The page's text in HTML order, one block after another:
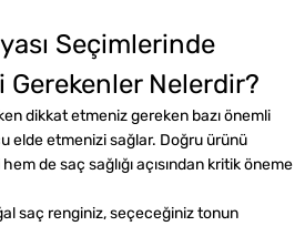
Seçimlerinde
Gerekenler Nelerdir?
dikkat etmeniz gereken bazı önemli
elde etmenizi sağlar. Doğru ürünü
de saç sağlığı açısından kritik öneme
saç renginiz, seçeceğiniz tonun